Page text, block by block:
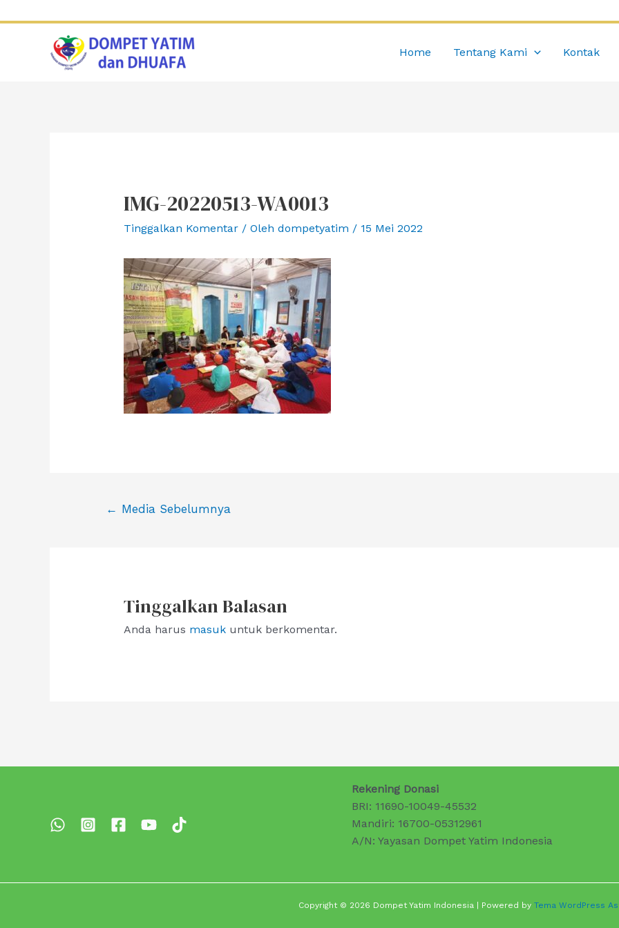
ke
Home Tentang Kami Kontak
IMG-20220513-WA0013
Tinggalkan Komentar / Oleh dompetyatim / 15 Mei 2022
Navigasi
← Media Sebelumnya
Tinggalkan Balasan
Anda harus masukuntuk berkomentar.
Rekening Donasi
BRI: 11690-10049-45532
Mandiri: 16700-05312961
A/N: Yayasan Dompet Yatim Indonesia
Copyright © 2026 Dompet Yatim Indonesia | Powered by Tema WordPress